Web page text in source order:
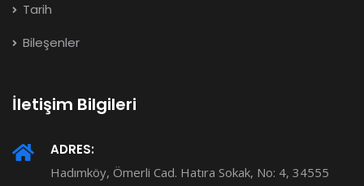
Tarih
Bileşenler
İletişim Bilgileri
ADRES:
Hadımköy, Ömerli Cad. Hatıra Sokak, No: 4, 34555